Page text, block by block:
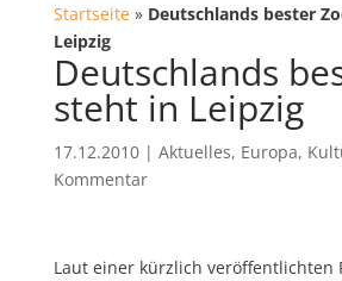
Startseite» Deutschlands bester
Leipzig
Deutschlands
steht in Leipzig
17.12.2010| Aktuelles, Europa,
Kommentar
Laut einer kürzlich veröffentlichten